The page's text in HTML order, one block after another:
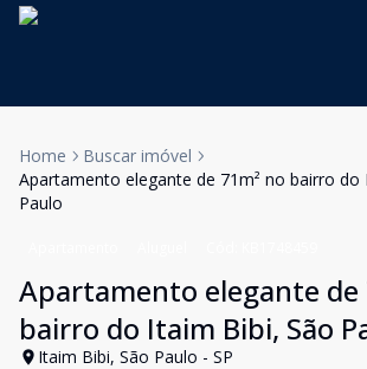
Home
Buscar imóvel
Apartamento elegante de 71m² no bairro do
Paulo
Apartamento elegante de
bairro do Itaim Bibi, São
Itaim Bibi, São Paulo - SP